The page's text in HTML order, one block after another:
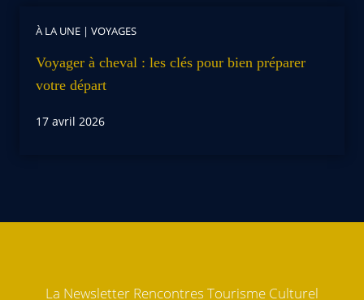
À LA UNE | VOYAGES
Voyager à cheval : les clés pour bien préparer
votre départ
17 avril 2026
La Newsletter Rencontres Tourisme Culturel